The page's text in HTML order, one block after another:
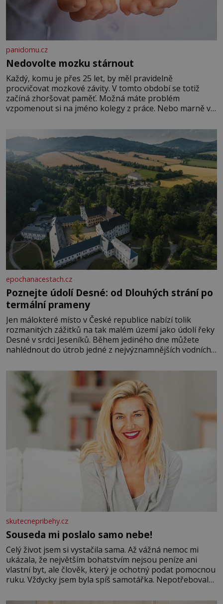
panidomu.cz
Nedovolte mozku stárnout
Každý, komu je přes 25 let, by měl pravidelně
procvičovat mozkové závity. V tomto období se totiž
začíná zhoršovat paměť. Možná máte problém
vzpomenout si na jméno kolegy z práce. Nebo marně v
Je to opravdu tak, s věkem jako kdyby se paměť
rozhodla stávkovat. Cvičte
epochanacestach.cz
Poznejte údolí Desné: od Dlouhých strání po
termální prameny
Jen málokteré místo v České republice nabízí tolik
rozmanitých zážitků na tak malém území jako údolí řeky
Desné v srdci Jeseníků. Během jediného dne můžete
nahlédnout do útrob jedné z nejvýznamnějších vodních
se na koloběžce a den zakončit poznáváním památek ve
Velkých Losinách nebo v termálním
skutecnepribehy.cz
Souseda mi poslalo samo nebe!
Celý život jsem si vystačila sama. Až vážná nemoc mi
ukázala, že největším bohatstvím nejsou peníze ani
vlastní byt, ale člověk, který je ochotný podat pomocnou
ruku. Vždycky jsem byla spíš samotářka. Nepotřebovala
mi knihy, práce a hlavně klid. Hned po studiích jsem